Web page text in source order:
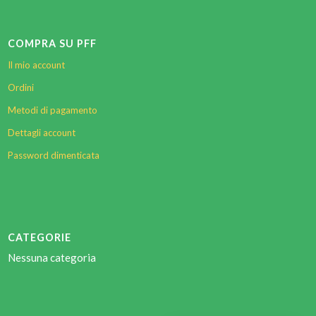
COMPRA SU PFF
Il mio account
Ordini
Metodi di pagamento
Dettagli account
Password dimenticata
CATEGORIE
Nessuna categoria